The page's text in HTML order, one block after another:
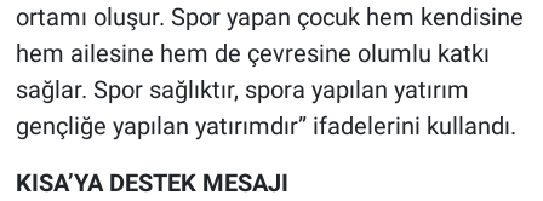
ortamı oluşur. Spor yapan çocuk hem kendisine
hem ailesine hem de çevresine olumlu katkı
sağlar. Spor sağlıktır, spora yapılan yatırım
gençliğe yapılan yatırımdır” ifadelerini kullandı.
KISA’YA DESTEK MESAJI